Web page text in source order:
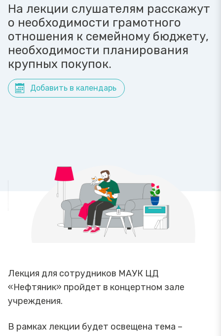
На лекции слушателям расскажут
о необходимости грамотного
отношения к семейному бюджету,
необходимости планирования
крупных покупок.
Добавить в календарь
Лекция для сотрудников МАУК ЦД
«Нефтяник» пройдет в концертном зале
учреждения.
В рамках лекции будет освещена тема –